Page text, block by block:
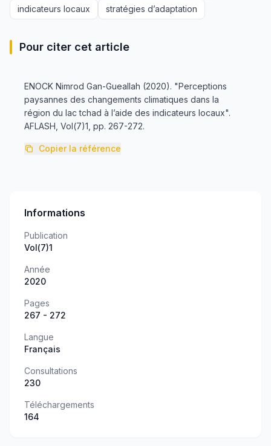
indicateurs locaux
stratégies d’adaptation
Pour citer cet article
ENOCK Nimrod Gan-Gueallah (2020). "Perceptions
paysannes des changements climatiques dans la
région du lac tchad à l’aide des indicateurs locaux".
AFLASH, Vol(7)1, pp. 267-272.
Copier la référence
Informations
Publication
Vol(7)1
Année
2020
Pages
267 - 272
Langue
Français
Consultations
230
Téléchargements
164